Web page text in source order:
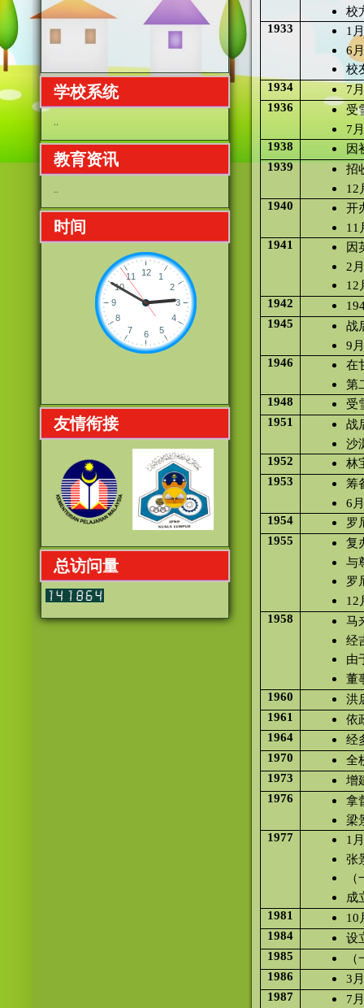
校
1933
1
6
校
1934
7
1936
受
7
1938
因
1939
招
12
1940
开
11
1941
因
2
12
1942
1945
战
9
1946
在
第
1948
受
1951
战
沙
1952
林
1953
筹
6
1954
罗
1955
复
与
罗
12
1958
马
经
由
董
1960
洪
1961
依
1964
经
1970
全
1973
增
1976
拿
梁
1977
1
张
成
1981
10
1984
设
1985
1986
3
1987
7
学校系统
..
教育资讯
..
时间
友情衔接
总访问量